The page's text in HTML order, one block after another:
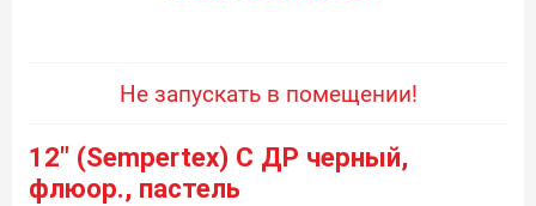
Не запускать в помещении!
12" (Sempertex) С ДР черный,
флюор., пастель